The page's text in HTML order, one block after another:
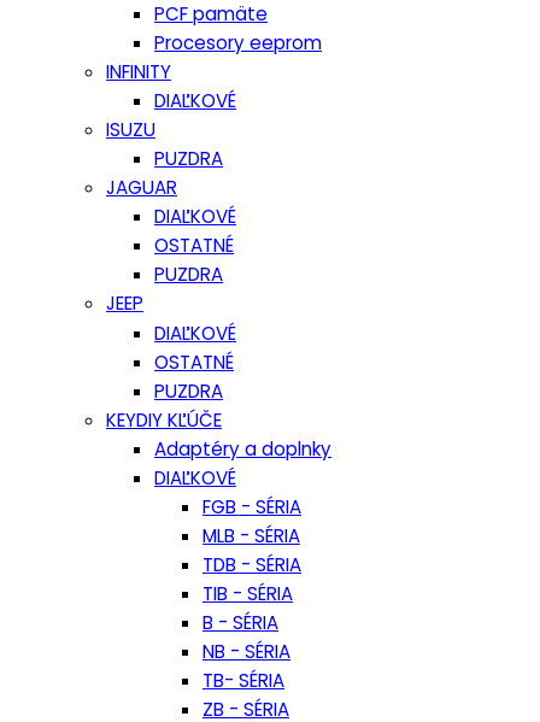
PCF pamäte
Procesory eeprom
INFINITY
DIAĽKOVÉ
ISUZU
PUZDRA
JAGUAR
DIAĽKOVÉ
OSTATNÉ
PUZDRA
JEEP
DIAĽKOVÉ
OSTATNÉ
PUZDRA
KEYDIY KĽÚČE
Adaptéry a doplnky
DIAĽKOVÉ
FGB - SÉRIA
MLB - SÉRIA
TDB - SÉRIA
TIB - SÉRIA
B - SÉRIA
NB - SÉRIA
TB- SÉRIA
ZB - SÉRIA